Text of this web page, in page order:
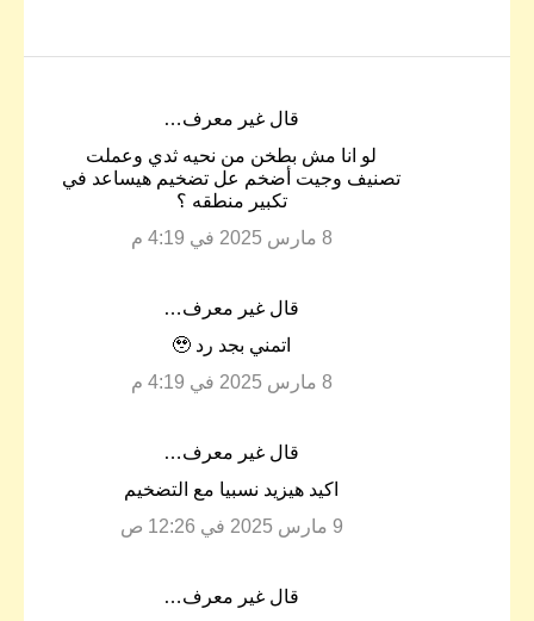
‏قال غير معرف…
لو انا مش بطخن من نحيه ثدي وعملت
تصنيف وجيت أضخم عل تضخيم هيساعد في
تكبير منطقه ؟
8 مارس 2025 في 4:19 م
‏قال غير معرف…
اتمني بجد رد 🥹
8 مارس 2025 في 4:19 م
‏قال غير معرف…
اكيد هيزيد نسبيا مع التضخيم
9 مارس 2025 في 12:26 ص
‏قال غير معرف…